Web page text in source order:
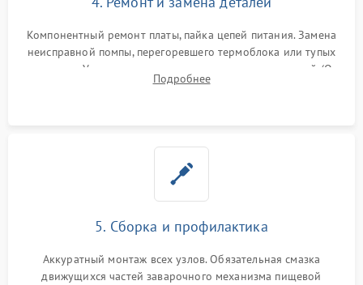
Компонентный ремонт платы, пайка цепей питания. Замена
неисправной помпы, перегоревшего термоблока или тупых
жерновов. Установка новых силиконовых уплотнителей (O-
ring) и тефлоновых трубок для надежного устранения
Подробнее
5. Сборка и профилактика
Аккуратный монтаж всех узлов. Обязательная смазка
движущихся частей заварочного механизма пищевой